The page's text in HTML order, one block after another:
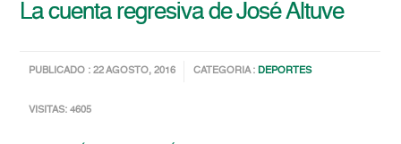
La cuenta regresiva de José Altuve
PUBLICADO : 22 AGOSTO, 2016 CATEGORIA :DEPORTES
VISITAS: 4605